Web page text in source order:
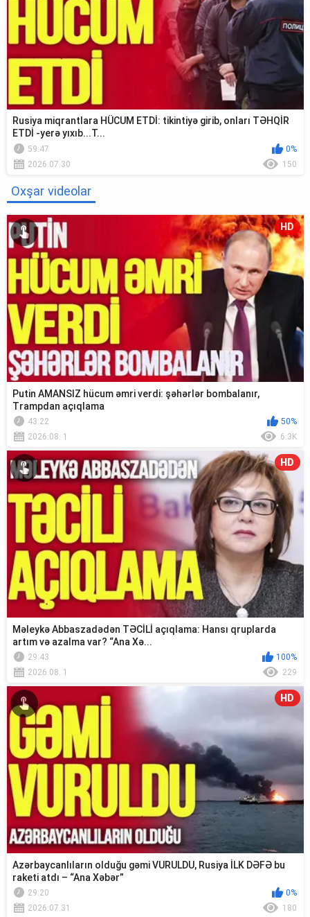
Rusiya miqrantlara HÜCUM ETDİ: tikintiyə girib, onları TƏHQİR
ETDİ -yerə yıxıb...T...
59:47
0%
2026.07.30
150
Oxşar videolar
HD
Putin AMANSIZ hücum əmri verdi: şəhərlər bombalanır,
Trampdan açıqlama
43:22
50%
2026.08. 1
6.3K
HD
Məleykə Abbaszadədən TƏCİLİ açıqlama: Hansı qruplarda
artım və azalma var? “Ana Xə...
29:43
100%
2026.08. 1
229
HD
Azərbaycanlıların olduğu gəmi VURULDU, Rusiya İLK DƏFƏ bu
raketi atdı – “Ana Xəbər”
29:20
0%
2026.07.31
180